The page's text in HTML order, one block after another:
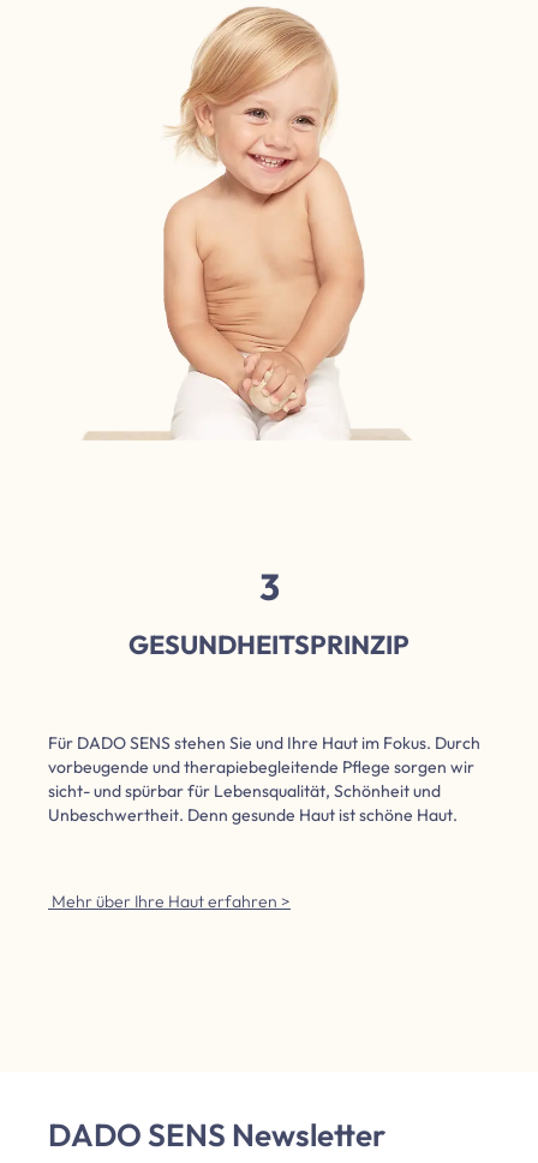
3
GESUNDHEITSPRINZIP
Für DADO SENS stehen Sie und Ihre Haut im Fokus. Durch
vorbeugende und therapiebegleitende Pflege sorgen wir
sicht- und spürbar für Lebensqualität, Schönheit und
Unbeschwertheit. Denn gesunde Haut ist schöne Haut.
Mehr über Ihre Haut erfahren >
DADO SENS Newsletter